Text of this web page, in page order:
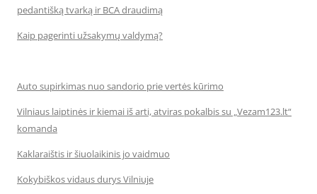
pedantišką tvarką ir BCA draudimą
Kaip pagerinti užsakymų valdymą?
Auto supirkimas nuo sandorio prie vertės kūrimo
Vilniaus laiptinės ir kiemai iš arti, atviras pokalbis su „Vezam123.lt“
komanda
Kaklaraištis ir šiuolaikinis jo vaidmuo
Kokybiškos vidaus durys Vilniuje